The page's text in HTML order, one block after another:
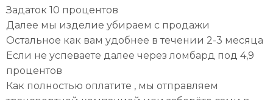
Задаток 10 процентов
Далее мы изделие убираем с продажи
Остальное как вам удобнее в течении 2-3 месяца
Если не успеваете далее через ломбард под 4,9
процентов
Как полностью оплатите , мы отправляем